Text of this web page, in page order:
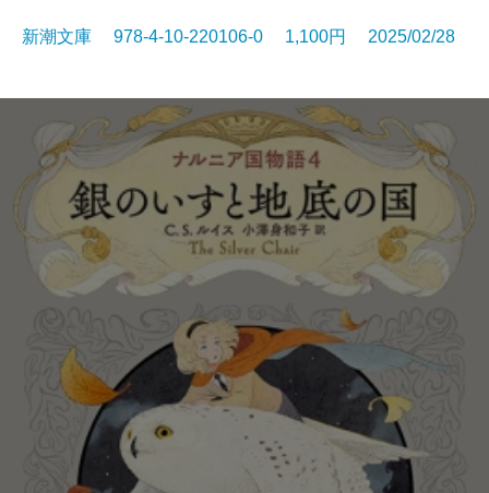
新潮文庫 978-4-10-220106-0 1,100円 2025/02/28